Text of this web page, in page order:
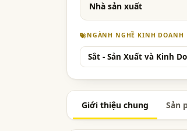
Nhà sản xuất
NGÀNH NGHỀ KINH DOANH
Sắt - Sản Xuất và Kinh
Giới thiệu chung Sản